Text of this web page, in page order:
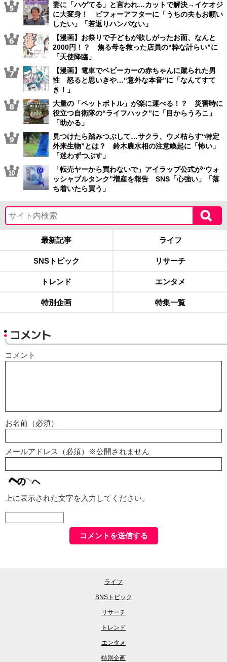
妻に「ハゲてる」と言われ…カットで解決→イケオジ
に大変身！ ビフォーアフターに「うちの夫もお願い
したい」「若返りハンパない」
【漫画】お祭りで子どもが欲しがったお面、なんと
2000円！？ 焦る母を救った店員の“粋な計らい”に
「天使降臨」
【漫画】電車でベビーカーの赤ちゃんに蹴られた男
性 怒ると思いきや…“意外な本音”に「なんてすて
き！」
大量の「ペットボトル」が楽に運べる！？ 災害時に
役立つ自衛隊の“ライフハック”に「目からうろこ」
「助かる」
見つけたら踏みつぶして…サクラ、ウメ枯らす“特定
外来生物”とは？ 鈴木農水相の注意喚起に「怖い」
「迷わずつぶす」
「転売ヤーから買わないで」アイラップ公式が“ウォ
ッシャブルタンク”増産を報告 SNS「心強い」「落
ち着いたら買う」
最新記事 ライフ
SNSトピック リサーチ
トレンド エンタメ
特別企画 特集一覧
コメント
コメント
お名前（必須）
メールアドレス（必須）※公開されません
上に表示された文字を入力してください。
ライフ
SNSトピック
リサーチ
トレンド
エンタメ
特別企画